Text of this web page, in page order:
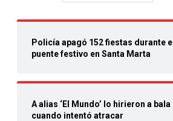
Policía apagó 152 fiestas durante el
puente festivo en Santa Marta
A alias ‘El Mundo’ lo hirieron a bala
cuando intentó atracar